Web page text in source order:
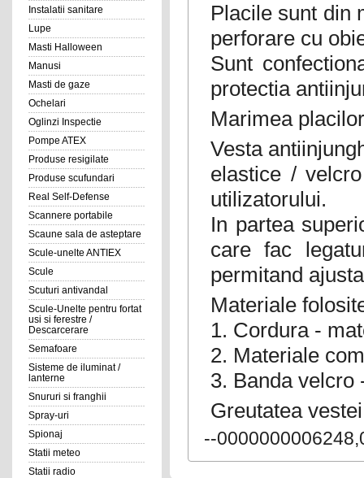
Instalatii sanitare
Lupe
Masti Halloween
Manusi
Masti de gaze
Ochelari
Oglinzi Inspectie
Pompe ATEX
Produse resigilate
Produse scufundari
Real Self-Defense
Scannere portabile
Scaune sala de asteptare
Scule-unelte ANTIEX
Scule
Scuturi antivandal
Scule-Unelte pentru fortat
usi si ferestre /
Descarcerare
Semafoare
Sisteme de iluminat /
lanterne
Snururi si franghii
Spray-uri
Spionaj
Statii meteo
Statii radio
Placile sunt din
perforare cu
Sunt
protectia
Marimea
Vesta
elastice /
utilizatorului.
In partea
care fac
permitand
Materiale
1. Cordura -
2. Materiale
3. Banda velcro
Greutatea
--